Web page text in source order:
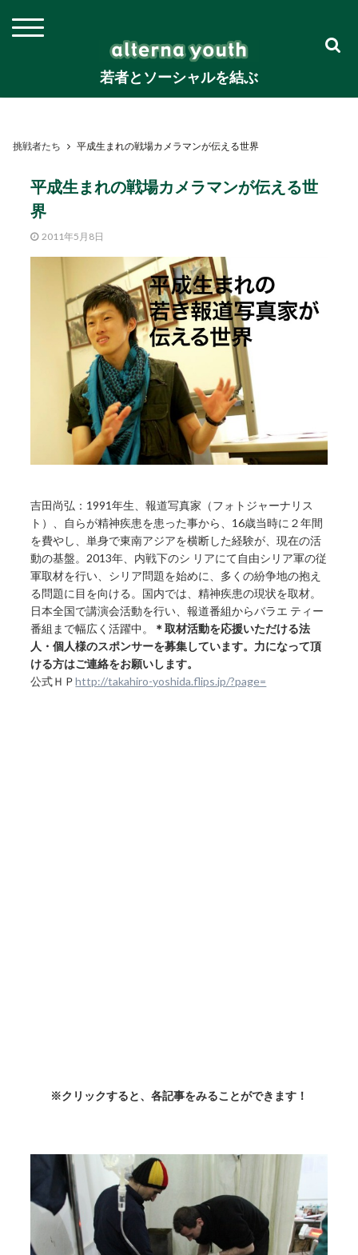
若者とソーシャルを結ぶ
挑戦者たち 平成生まれの戦場カメラマンが伝える世界
平成生まれの戦場カメラマンが伝える世
界
2011年5月8日
吉田尚弘：1991年生、報道写真家（フォトジャーナリス
ト）、自らが精神疾患を患った事から、16歳当時に２年間
を費やし、単身で東南アジアを横断した経験が、現在の活
動の基盤。2013年、内戦下のシ リアにて自由シリア軍の従
軍取材を行い、シリア問題を始めに、多くの紛争地の抱え
る問題に目を向ける。国内では、精神疾患の現状を取材。
日本全国で講演会活動を行い、報道番組からバラエ ティー
番組まで幅広く活躍中。
＊取材活動を応援いただける法
人・個人様のスポンサーを募集しています。力になって頂
ける方はご連絡をお願いします。
公式ＨＰhttp://takahiro-yoshida.flips.jp/?page=
※クリックすると、各記事をみることができます！